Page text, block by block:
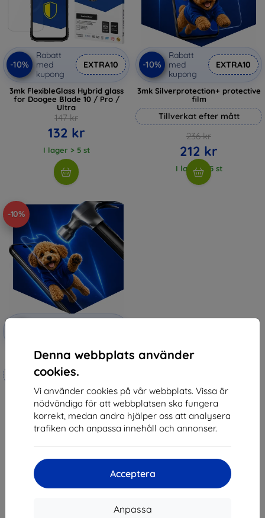
Denna webbplats använder
cookies.
Vi använder cookies på vår webbplats. Vissa är
nödvändiga för att webbplatsen ska fungera
korrekt, medan andra hjälper oss att analysera
trafiken och anpassa innehåll och annonser.
Acceptera
Anpassa
-10%
Rabatt
med
kupong
EXTRA10
3mk FlexibleGlass Hybrid glass
for Doogee Blade 10 / Pro /
Ultra
147 kr
132 kr
I lager > 5 st
-10%
Rabatt
med
kupong
EXTRA10
3mk Silverprotection+ protective
film
Tillverkat efter mått
236 kr
212 kr
I lager > 5 st
-10%
Rabatt
3mk Hammer protective film
Tillverkat efter mått
247 kr
222 kr
I lager 3 st